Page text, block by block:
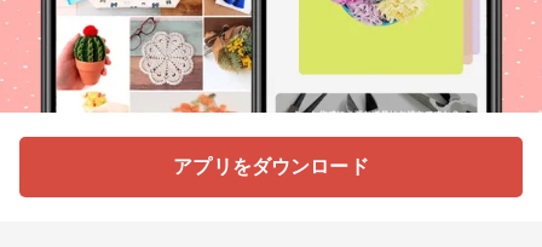
アプリをダウンロード